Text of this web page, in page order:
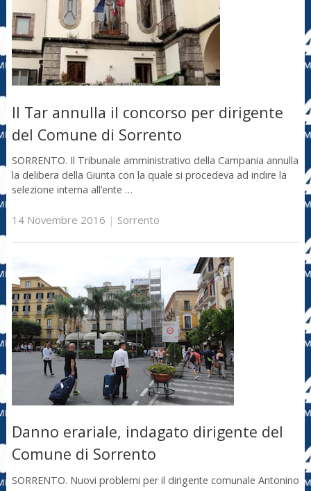
Il Tar annulla il concorso per dirigente
del Comune di Sorrento
SORRENTO. Il Tribunale amministrativo della Campania annulla
la delibera della Giunta con la quale si procedeva ad indire la
selezione interna all’ente …
14 Novembre 2016 | Sorrento
Danno erariale, indagato dirigente del
Comune di Sorrento
SORRENTO. Nuovi problemi per il dirigente comunale Antonino